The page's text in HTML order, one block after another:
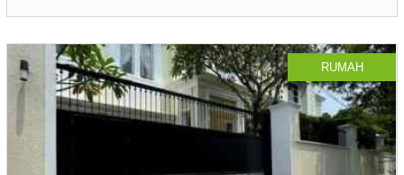
RUMAH